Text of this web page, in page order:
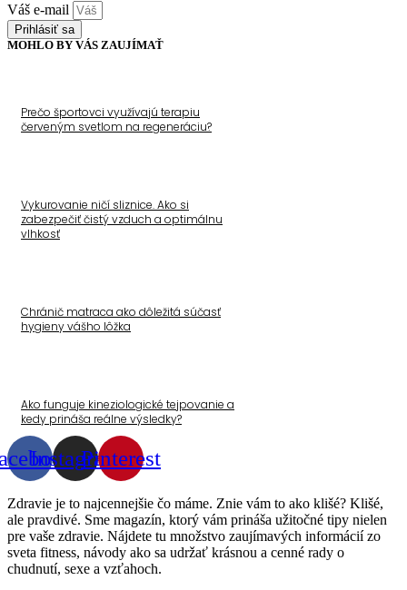
Váš e-mail
Prihlásiť sa
MOHLO BY VÁS ZAUJÍMAŤ
Prečo športovci využívajú terapiu
červeným svetlom na regeneráciu?
Vykurovanie ničí sliznice. Ako si
zabezpečiť čistý vzduch a optimálnu
vlhkosť
Chránič matraca ako dôležitá súčasť
hygieny vášho lôžka
Ako funguje kineziologické tejpovanie a
kedy prináša reálne výsledky?
InstagramPinterest
Zdravie je to najcennejšie čo máme. Znie vám to ako klišé? Klišé,
ale pravdivé. Sme magazín, ktorý vám prináša užitočné tipy nielen
pre vaše zdravie. Nájdete tu množstvo zaujímavých informácií zo
sveta fitness, návody ako sa udržať krásnou a cenné rady o
chudnutí, sexe a vzťahoch.